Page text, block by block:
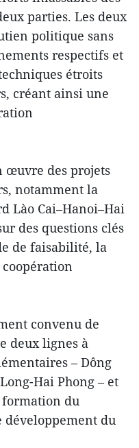
parties. Les deux
politique sans
respectifs et
étroits
créant ainsi une
œuvre des projets
notamment la
Lào Cai–Hanoi–Hai
des questions clés
de faisabilité, la
convenu de
deux lignes à
– Dông
Hai Phong – et
formation du
du